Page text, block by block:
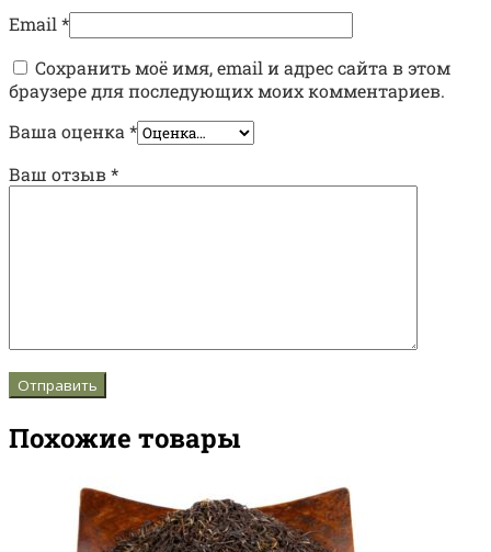
Email *
Сохранить моё имя, email и адрес сайта в этом
браузере для последующих моих комментариев.
Ваша оценка *
Ваш отзыв*
Похожие товары